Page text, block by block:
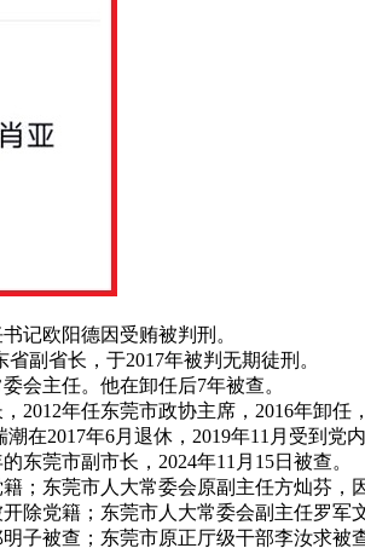
记欧阳德因受贿被判刑。
副省长，于2017年被判无期徒刑。
会主任。他在卸任后7年被查。
年任东莞市政协主席，2016年卸任
2017年6月退休，2019年11月受到党
东莞市副市长，2024年11月15日被查‌。
东莞市人大常委会原副主任方灿芬
除党籍；东莞市人大常委会副主任罗
子被查；东莞市原正厅级干部李汝求